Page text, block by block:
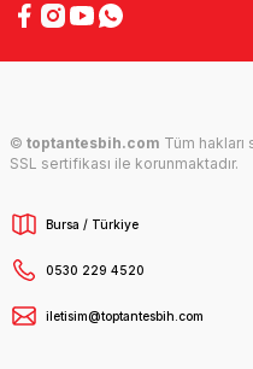
© toptantesbih.com Tüm hakları
SSL sertifikası ile korunmaktadır.
Bursa / Türkiye
0530 229 4520
iletisim@toptantesbih.com